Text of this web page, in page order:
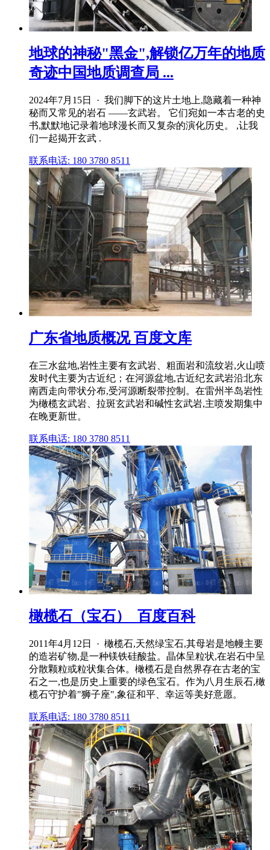
地球的神秘"黑金",解锁亿万年的地质
奇迹中国地质调查局 ...
2024年7月15日 · 我们脚下的这片土地上,隐藏着一种神
秘而又常见的岩石 ——玄武岩。 它们宛如一本古老的史
书,默默地记录着地球漫长而又复杂的演化历史。 ,让我
们一起揭开玄武 .
联系电话: 180 3780 8511
广东省地质概况 百度文库
在三水盆地,岩性主要有玄武岩、粗面岩和流纹岩,火山喷
发时代主要为古近纪；在河源盆地,古近纪玄武岩沿北东
南西走向带状分布,受河源断裂带控制。在雷州半岛岩性
为橄榄玄武岩、拉斑玄武岩和碱性玄武岩,主喷发期集中
在晚更新世。
联系电话: 180 3780 8511
橄榄石（宝石）_百度百科
2011年4月12日 · 橄榄石,天然绿宝石,其母岩是地幔主要
的造岩矿物,是一种镁铁硅酸盐。晶体呈粒状,在岩石中呈
分散颗粒或粒状集合体。橄榄石是自然界存在古老的宝
石之一,也是历史上重要的绿色宝石。作为八月生辰石,橄
榄石守护着"狮子座",象征和平、幸运等美好意愿。
联系电话: 180 3780 8511